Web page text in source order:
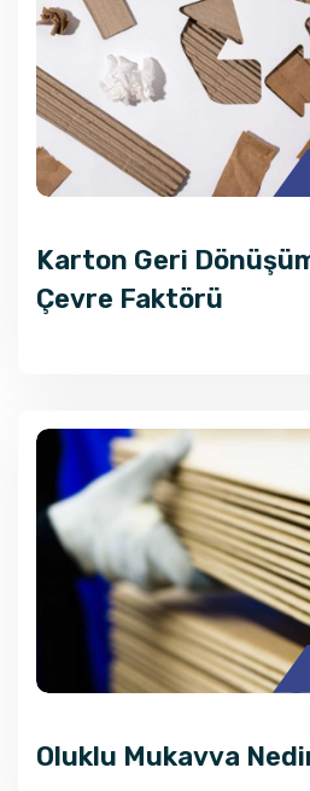
Karton Geri
Çevre Faktörü
Oluklu Mukavva